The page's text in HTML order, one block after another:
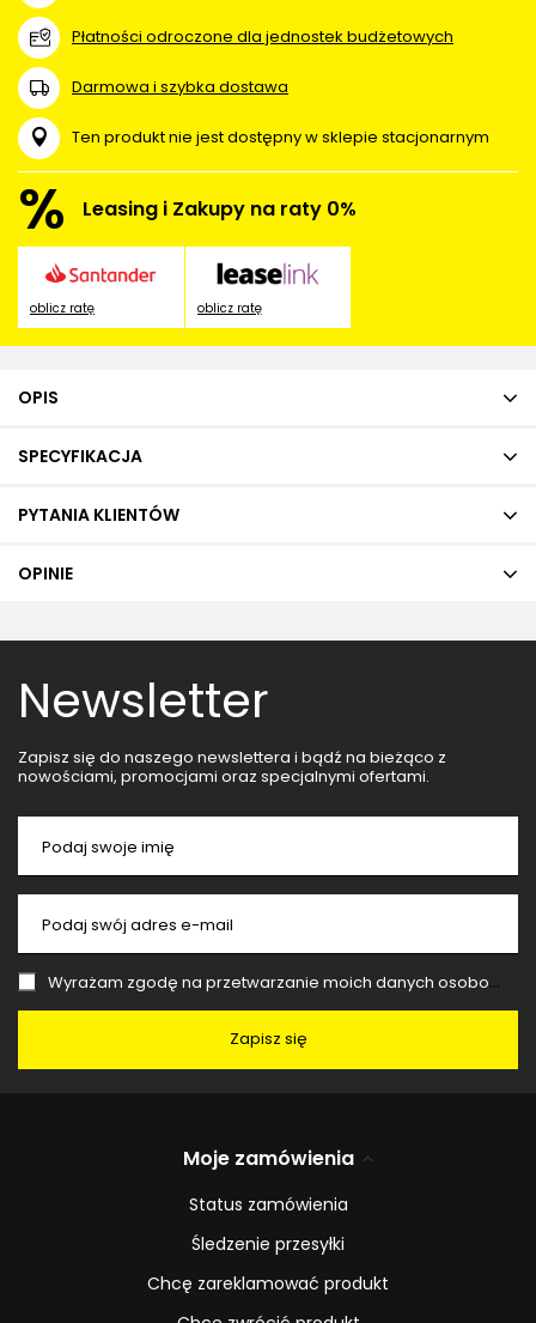
Płatności odroczone dla jednostek budżetowych
Darmowa i szybka dostawa
Ten produkt nie jest dostępny w sklepie stacjonarnym
% Leasing i Zakupy na raty 0%
oblicz ratę oblicz ratę
OPIS
SPECYFIKACJA
PYTANIA KLIENTÓW
OPINIE
Newsletter
Zapisz się do naszego newslettera i bądź na bieżąco z
nowościami, promocjami oraz specjalnymi ofertami.
Podaj swoje imię
Podaj swój adres e-mail
Wyrażam zgodę na przetwarzanie moich danych osobowych (adres e-mail) na potrzeby wysyłki newslettera z informacją handlową (marketing). Więcej w
Zapisz się
Moje zamówienia
Status zamówienia
Śledzenie przesyłki
Chcę zareklamować produkt